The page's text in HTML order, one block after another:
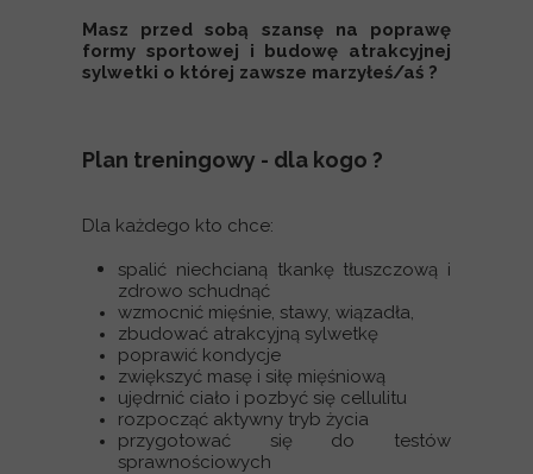
Masz przed sobą szansę na poprawę
formy sportowej i budowę atrakcyjnej
sylwetki o której zawsze marzyłeś/aś ?
Plan treningowy - dla kogo ?
Dla każdego kto chce:
spalić niechcianą tkankę tłuszczową i
zdrowo schudnąć
wzmocnić mięśnie, stawy, wiązadła,
zbudować atrakcyjną sylwetkę
poprawić kondycje
zwiększyć masę i siłę mięśniową
ujędrnić ciało i pozbyć się cellulitu
rozpocząć aktywny tryb życia
przygotować się do testów
sprawnościowych